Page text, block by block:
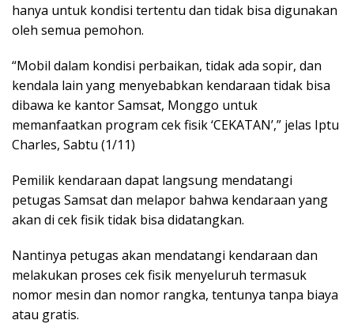
hanya untuk kondisi tertentu dan tidak bisa digunakan
oleh semua pemohon.
“Mobil dalam kondisi perbaikan, tidak ada sopir, dan
kendala lain yang menyebabkan kendaraan tidak bisa
dibawa ke kantor Samsat, Monggo untuk
memanfaatkan program cek fisik ‘CEKATAN’,” jelas Iptu
Charles, Sabtu (1/11)
Pemilik kendaraan dapat langsung mendatangi
petugas Samsat dan melapor bahwa kendaraan yang
akan di cek fisik tidak bisa didatangkan.
Nantinya petugas akan mendatangi kendaraan dan
melakukan proses cek fisik menyeluruh termasuk
nomor mesin dan nomor rangka, tentunya tanpa biaya
atau gratis.